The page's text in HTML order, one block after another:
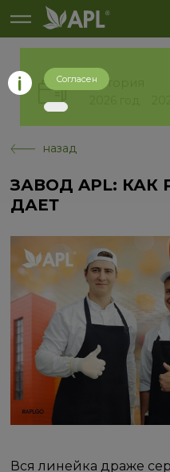
История
назад
ЗАВОД APL: КАК
ДАЕТ
Вся линейка драже
Согласен